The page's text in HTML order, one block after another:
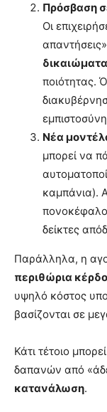
Πρόσβαση
Οι
ποιότητας.
Νέα
μπορεί να
καμπάνια).
δείκτες
Παράλληλα, η
περιθώρια
υψηλό κόστος
βασίζονται σε
Κάτι τέτοιο
δαπανών από
κατανάλωση.